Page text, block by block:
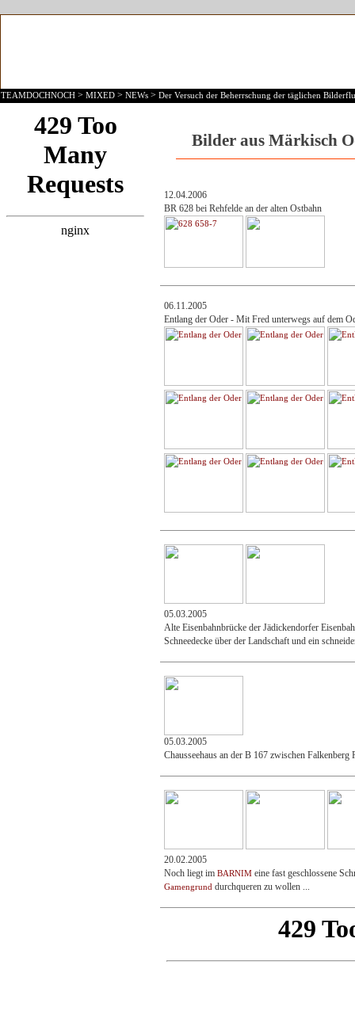
TEAMDOCHNOCH > MIXED > NEWs > Der Versuch der Beherrschung der täglichen
Bilder aus Märkisch
12.04.2006
BR 628 bei Rehfelde an der alten Ostbahn
06.11.2005
Entlang der Oder - Mit Fred unterwegs auf dem
05.03.2005
Alte Eisenbahnbrücke der Jädickendorfer
Schneedecke über der Landschaft und ein
05.03.2005
Chausseehaus an der B 167 zwischen
20.02.2005
Noch liegt im BARNIM eine fast geschlossene
Gamengrund durchqueren zu wollen ...